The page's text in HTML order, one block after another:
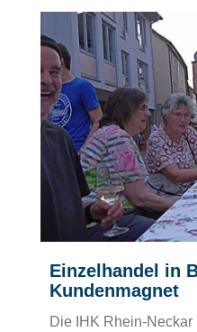
Einzelhandel in
Kundenmagnet
Die IHK Rhein-